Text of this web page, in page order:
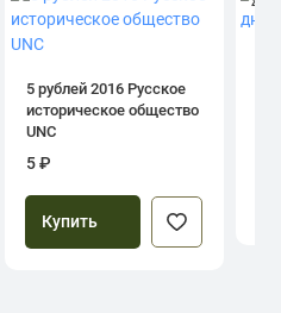
5 рублей 2016 Русское
историческое общество
UNC
5 ₽
Купить